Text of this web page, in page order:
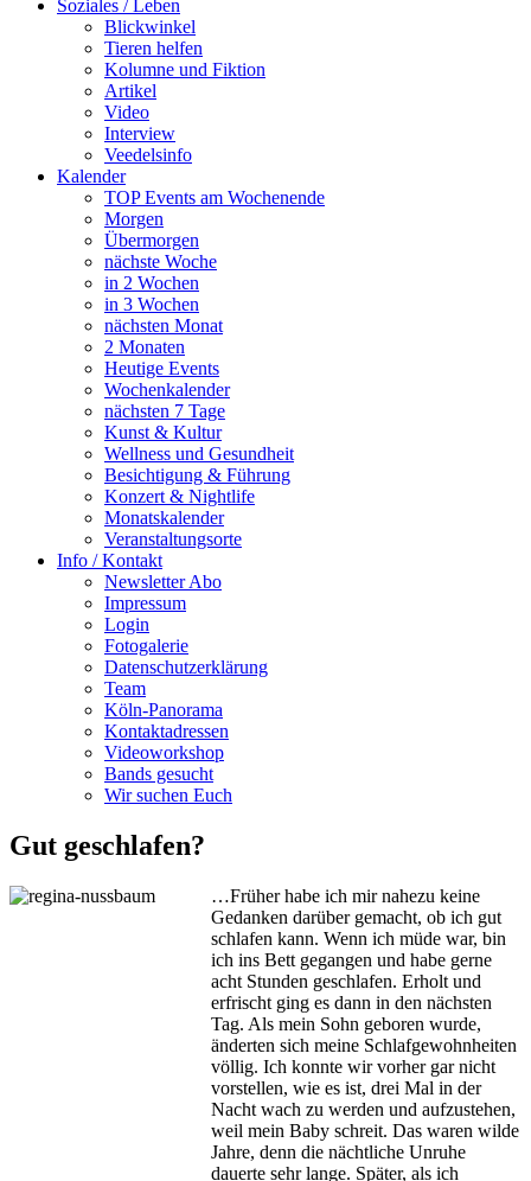
Soziales / Leben
Blickwinkel
Tieren helfen
Kolumne und Fiktion
Artikel
Video
Interview
Veedelsinfo
Kalender
TOP Events am Wochenende
Morgen
Übermorgen
nächste Woche
in 2 Wochen
in 3 Wochen
nächsten Monat
2 Monaten
Heutige Events
Wochenkalender
nächsten 7 Tage
Kunst & Kultur
Wellness und Gesundheit
Besichtigung & Führung
Konzert & Nightlife
Monatskalender
Veranstaltungsorte
Info / Kontakt
Newsletter Abo
Impressum
Login
Fotogalerie
Datenschutzerklärung
Team
Köln-Panorama
Kontaktadressen
Videoworkshop
Bands gesucht
Wir suchen Euch
Gut geschlafen?
…Früher habe ich mir nahezu keine
Gedanken darüber gemacht, ob ich gut
schlafen kann. Wenn ich müde war, bin
ich ins Bett gegangen und habe gerne
acht Stunden geschlafen. Erholt und
erfrischt ging es dann in den nächsten
Tag. Als mein Sohn geboren wurde,
änderten sich meine Schlafgewohnheiten
völlig. Ich konnte wir vorher gar nicht
vorstellen, wie es ist, drei Mal in der
Nacht wach zu werden und aufzustehen,
weil mein Baby schreit. Das waren wilde
Jahre, denn die nächtliche Unruhe
dauerte sehr lange. Später, als ich